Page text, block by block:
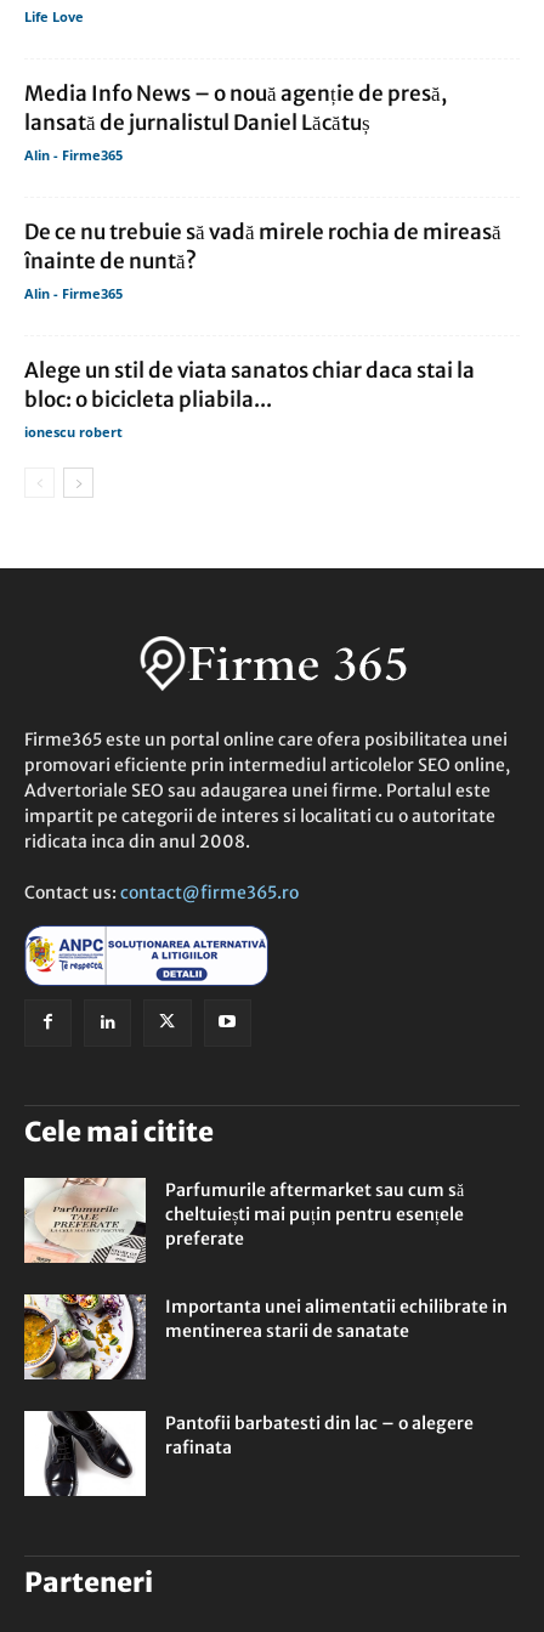
Life Love
Media Info News – o nouă agenție de presă,
lansată de jurnalistul Daniel Lăcătuș
Alin - Firme365
De ce nu trebuie să vadă mirele rochia de mireasă
înainte de nuntă?
Alin - Firme365
Alege un stil de viata sanatos chiar daca stai la
bloc: o bicicleta pliabila...
ionescu robert
Firme365 este un portal online care ofera posibilitatea unei
promovari eficiente prin intermediul articolelor SEO online,
Advertoriale SEO sau adaugarea unei firme. Portalul este
impartit pe categorii de interes si localitati cu o autoritate
ridicata inca din anul 2008.
Contact us: contact@firme365.ro
Cele mai citite
Parfumurile aftermarket sau cum să
cheltuiești mai puțin pentru esențele
preferate
Importanta unei alimentatii echilibrate in
mentinerea starii de sanatate
Pantofii barbatesti din lac – o alegere
rafinata
Parteneri